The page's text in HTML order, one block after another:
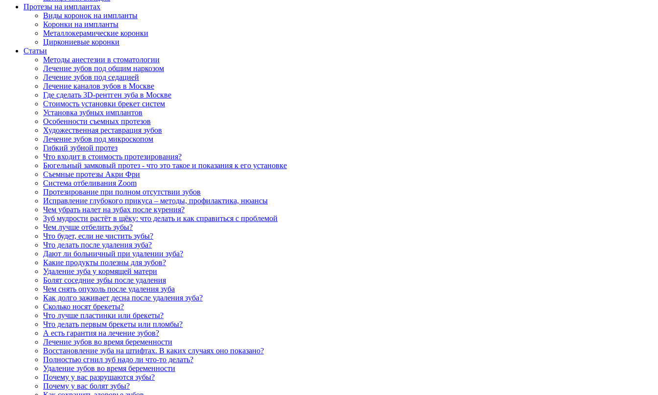
Протезы на имплантах
Виды коронок на импланты
Коронки на импланты
Металлокерамические коронки
Циркониевые коронки
Статьи
Методы анестезии в стоматологии
Лечение зубов под общим наркозом
Лечение зубов под седацией
Лечение каналов зубов в Москве
Где сделать 3D-рентген зуба в Москве
Стоимость установки брекет систем
Установка зубных имплантов
Особенности съемных протезов
Художественная реставрация зубов
Лечение зубов под микроскопом
Гибкий зубной протез
Что входит в стоимость протезирования?
Бюгельный замковый протез - что это такое и показания к его установке
Съемные протезы Акри Фри
Система отбеливания Zoom
Протезирование при полном отсутствии зубов
Исправление глубокого прикуса – методы, профилактика, нюансы
Чем убрать налет на зубах после курения?
Зуб мудрости растёт в щёку: что делать и как справиться с проблемой
Чем лучше отбелить зубы?
Что будет, если не чистить зубы?
Что делать после удаления зуба?
Дают ли больничный при удалении зуба?
Какие продукты полезны для зубов?
Удаление зуба у кормящей матери
Болят соседние зубы после удаления
Чем снять опухоль после удаления зуба
Как долго заживает десна после удаления зуба?
Сколько носят брекеты?
Что лучше пластинки или брекеты?
Что делать первым брекеты или пломбы?
А есть гарантия на лечение зубов?
Лечение зубов во время беременности
Восстановление зуба на штифтах. В каких случаях оно показано?
Полностью сгнил зуб надо ли что-то делать?
Удаление зубов во время беременности
Почему у вас разрушаются зубы?
Почему у вас болят зубы?